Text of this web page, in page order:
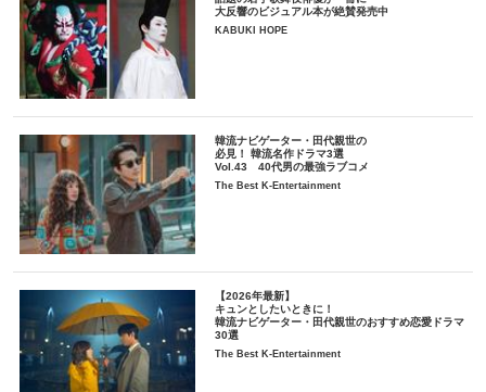
大反響のビジュアル本が絶賛発売中
KABUKI HOPE
韓流ナビゲーター・田代親世の
必見！ 韓流名作ドラマ3選
Vol.43 40代男の最強ラブコメ
The Best K-Entertainment
【2026年最新】
キュンとしたいときに！
韓流ナビゲーター・田代親世のおすすめ恋愛ドラマ
30選
The Best K-Entertainment